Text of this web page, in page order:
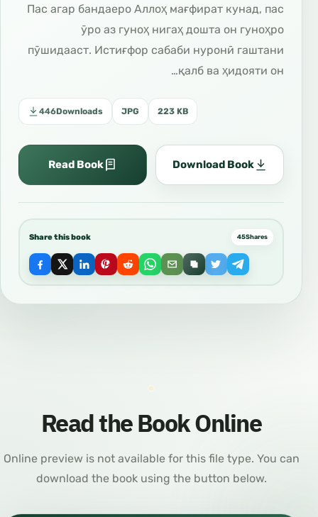
Пас агар бандаеро Аллоҳ мағфират кунад, пас
ӯро аз гуноҳ нигаҳ дошта он гуноҳро
пӯшидааст. Истиғфор сабаби нуронӣ гаштани
қалб ва ҳидояти он…
446Downloads JPG 223 KB
Read Book Download Book
Share this book 45Shares
Read the Book Online
Online preview is not available for this file type. You can
download the book using the button below.